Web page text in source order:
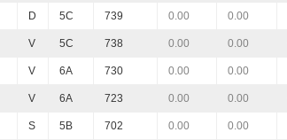
D 5C 739 0.00 0.00
V 5C 738 0.00 0.00
V 6A 730 0.00 0.00
V 6A 723 0.00 0.00
S 5B 702 0.00 0.00